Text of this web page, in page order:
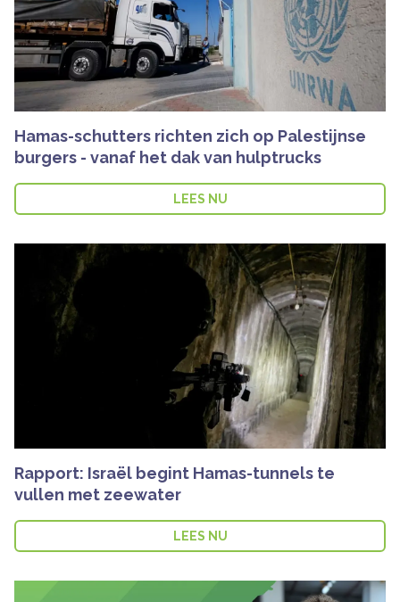
Hamas-schutters richten zich op Palestijnse
burgers - vanaf het dak van hulptrucks
LEES NU
Rapport: Israël begint Hamas-tunnels te
vullen met zeewater
LEES NU